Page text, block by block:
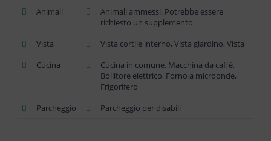
Animali
Animali ammessi. Potrebbe essere
richiesto un supplemento.
Vista
Vista cortile interno, Vista giardino, Vista
Cucina
Cucina in comune, Macchina da caffè,
Bollitore elettrico, Forno a microonde,
Frigorifero
Parcheggio
Parcheggio per disabili